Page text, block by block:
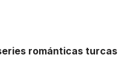
románticas turcas